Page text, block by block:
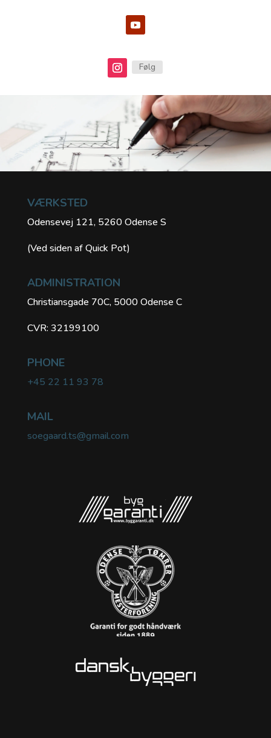
Følg
VÆRKSTED
Odensevej 121, 5260 Odense S
(Ved siden af Quick Pot)
ADMINISTRATION
Christiansgade 70C, 5000 Odense C
CVR: 32199100
PHONE
+45 22 11 93 78
MAIL
soegaard.ts@gmail.com